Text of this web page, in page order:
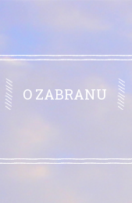
O ZABRANU